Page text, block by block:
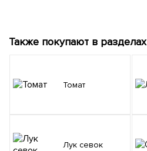
Также покупают в разделах
Томат
Лук севок